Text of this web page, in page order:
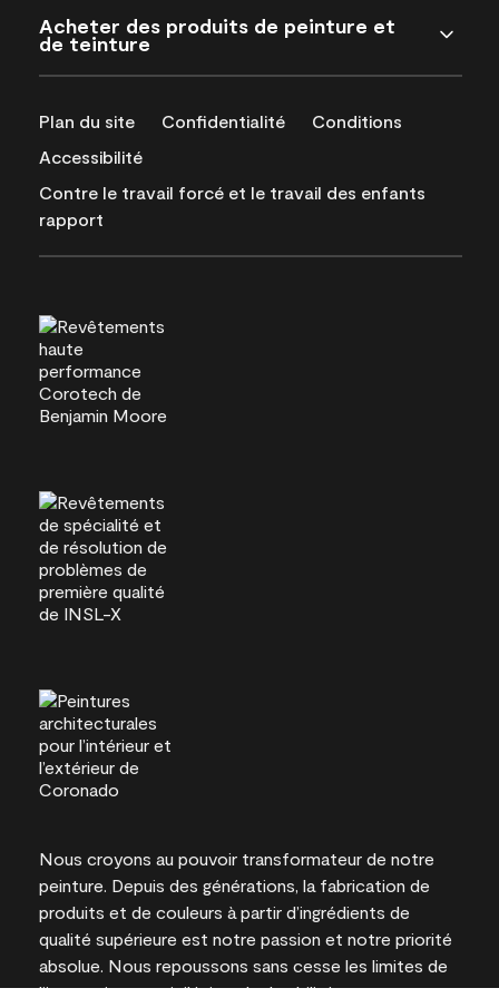
Acheter des produits de peinture et
de teinture
Plan du site Confidentialité
Conditions
Accessibilité
Contre le travail forcé et le travail des enfants
rapport
Nous croyons au pouvoir transformateur de notre
peinture. Depuis des générations, la fabrication de
produits et de couleurs à partir d’ingrédients de
qualité supérieure est notre passion et notre priorité
absolue. Nous repoussons sans cesse les limites de
l’innovation et privilégions la durabilité pour